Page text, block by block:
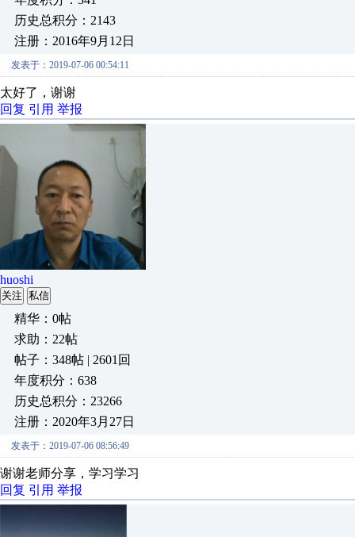
历史总积分：2143
注册：2016年9月12日
发表于：2019-07-06 00:54:11
太好了，谢谢
回复 引用 举报
huoshi
关注 私信
精华：0帖
求助：22帖
帖子：348帖 | 2601回
年度积分：638
历史总积分：23266
注册：2020年3月27日
发表于：2019-07-06 08:56:49
谢谢老师分享，学习学习
回复 引用 举报